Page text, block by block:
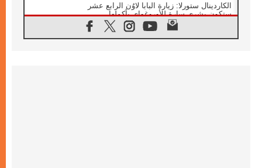
الكاردينال ستورلا: زيارة البابا لاوُن الرابع عشر
ستكون بشرى سارة للأوروغواي بأكملها
الفاتيكان يعلن برنامج الزيارة الرسولية للبابا لاوُن